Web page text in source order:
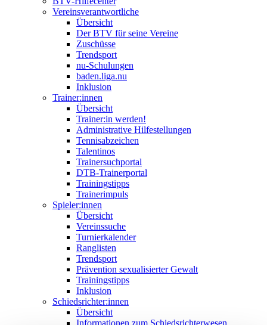
Vereinsverantwortliche
Übersicht
Der BTV für seine Vereine
Zuschüsse
Trendsport
nu-Schulungen
baden.liga.nu
Inklusion
Trainer:innen
Übersicht
Trainer:in werden!
Administrative Hilfestellungen
Tennisabzeichen
Talentinos
Trainersuchportal
DTB-Trainerportal
Trainingstipps
Trainerimpuls
Spieler:innen
Übersicht
Vereinssuche
Turnierkalender
Ranglisten
Trendsport
Prävention sexualisierter Gewalt
Trainingstipps
Inklusion
Schiedsrichter:innen
Übersicht
Informationen zum Schiedsrichterwesen